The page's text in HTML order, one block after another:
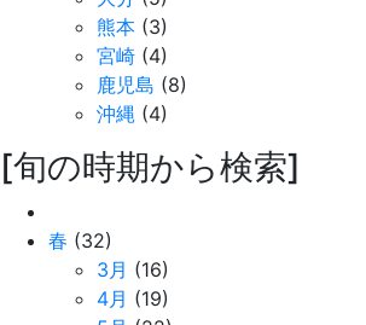
熊本 (3)
宮崎 (4)
鹿児島 (8)
沖縄 (4)
[旬の時期から検索]
春 (32)
3月 (16)
4月 (19)